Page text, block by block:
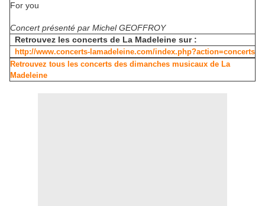
For you
Concert présenté par Michel GEOFFROY
Retrouvez les concerts de La Madeleine sur :
http://www.concerts-lamadeleine.com/index.php?action=concerts
Retrouvez tous les concerts des dimanches musicaux de La
Madeleine